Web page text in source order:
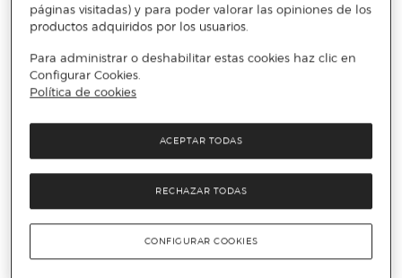
páginas visitadas) y para poder valorar las opiniones de los
productos adquiridos por los usuarios.
Para administrar o deshabilitar estas cookies haz clic en
Configurar Cookies.
Política de cookies
RECHAZAR TODAS
ACEPTAR TODAS
CONFIGURAR COOKIES